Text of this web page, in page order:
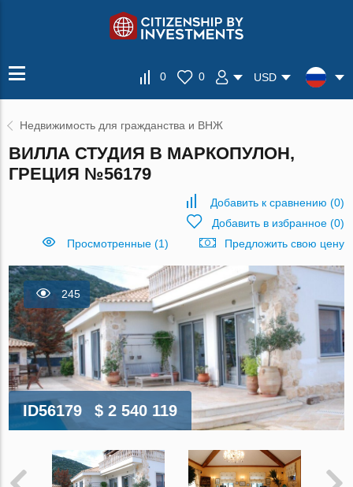
0 0 USD
Недвижимость для гражданства и ВНЖ
ВИЛЛА СТУДИЯ В МАРКОПУЛОН,
ГРЕЦИЯ №56179
Добавить к сравнению (0)
Добавить в избранное(0)
Просмотренные (1)
Предложить свою цену
245
ID56179 $ 2 540 119